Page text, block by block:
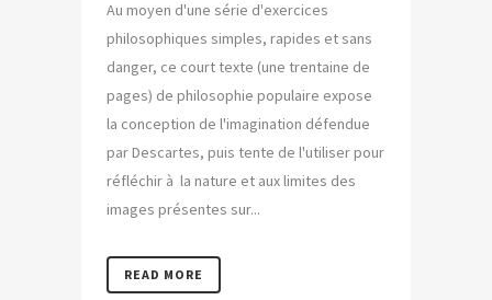
Au moyen d'une série d'exercices
philosophiques simples, rapides et sans
danger, ce court texte (une trentaine de
pages) de philosophie populaire expose
la conception de l'imagination défendue
par Descartes, puis tente de l'utiliser pour
réfléchir à la nature et aux limites des
images présentes sur...
READ MORE